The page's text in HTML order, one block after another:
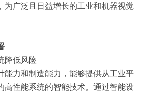
为广泛且日益增长的工业和机器视觉
降低风险
能力和制造能力，能够提供从工业平
高性能系统的智能技术。通过智能设